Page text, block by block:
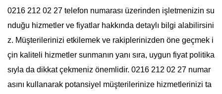
0216 212 02 27 telefon numarası üzerinden işletmenizin su
nduğu hizmetler ve fiyatlar hakkında detaylı bilgi alabilirsini
z. Müşterilerinizi etkilemek ve rakiplerinizden öne geçmek i
çin kaliteli hizmetler sunmanın yanı sıra, uygun fiyat politika
sıyla da dikkat çekmeniz önemlidir. 0216 212 02 27 numar
asını kullanarak potansiyel müşterilerinize hizmetlerinizi ta